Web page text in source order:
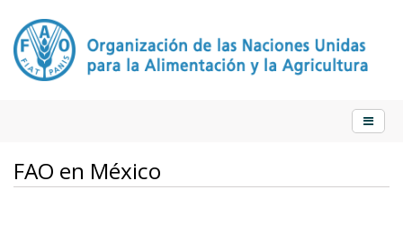
FAO en México